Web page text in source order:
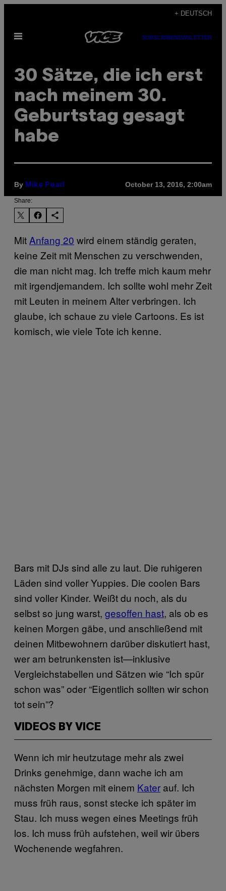
content
+ DEUTSCH
Open
SUBSCRIBENEWSLETTER
30 Sätze, die ich erst
nach meinem 30.
Geburtstag gesagt
habe
By Mike Pearl October 13, 2016, 2:00am
Share:
Mit Anfang 20 wird einem ständig geraten,
keine Zeit mit Menschen zu verschwenden,
die man nicht mag. Ich treffe mich kaum mehr
mit irgendjemandem. Ich sollte wohl mehr Zeit
mit Leuten in meinem Alter verbringen. Ich
glaube, ich schaue zu viele Cartoons. Es ist
komisch, wie viele Tote ich kenne.
Bars mit DJs sind alle zu laut. Die ruhigeren
Läden sind voller Yuppies. Die coolen Bars
sind voller Kinder. Weißt du noch, als du
selbst so jung warst, gesoffen hast, als ob es
keinen Morgen gäbe, und anschließend mit
deinen Mitbewohnern darüber diskutiert hast,
wer am betrunkensten ist—inklusive
Vergleichstabellen und Sätzen wie “Ich spür
schon was” oder “Eigentlich sollten wir schon
tot sein”?
VIDEOS BY VICE
Wenn ich mir heutzutage mehr als zwei
Drinks genehmige, dann wache ich am
nächsten Morgen mit einem Kater auf. Ich
muss früh raus, sonst stecke ich später im
Stau. Ich muss wegen eines Meetings früh
los. Ich muss früh aufstehen, weil wir übers
Wochenende wegfahren.